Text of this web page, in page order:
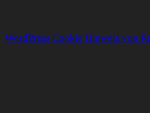
WordPress Cookie Hinweis von